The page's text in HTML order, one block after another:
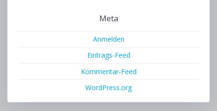
Meta
Anmelden
Eintrags-Feed
Kommentar-Feed
WordPress.org